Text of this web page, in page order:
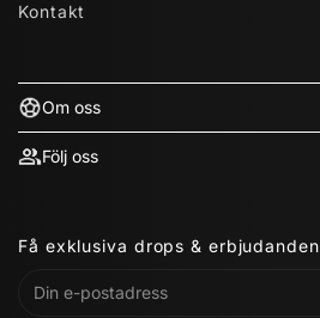
Kontakt
Om oss
Följ oss
Få exklusiva drops & erbjudanden